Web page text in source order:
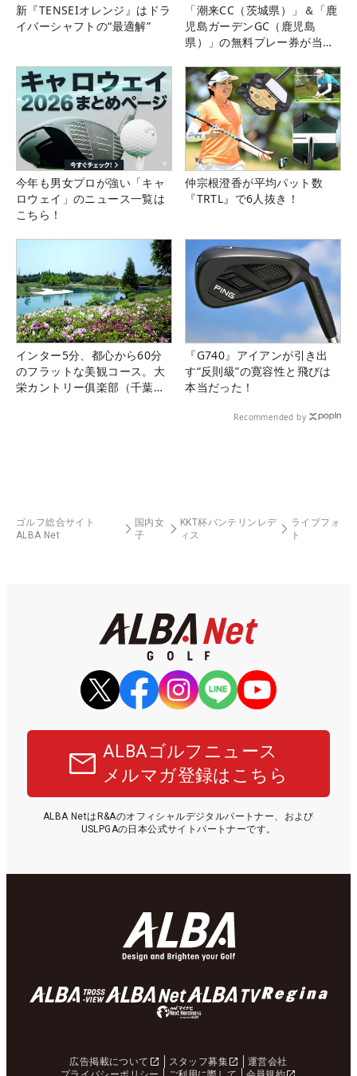
新『TENSEIオレンジ』はドラ
イバーシャフトの“最適解”
「潮来CC（茨城県）」＆「鹿
児島ガーデンGC（鹿児島
県）」の無料プレー券が当た
今年も男女プロが強い「キャ
ロウェイ」のニュース一覧は
こちら！
仲宗根澄香が平均パット数
『TRTL』で6人抜き！
インター5分、都心から60分
のフラットな美観コース。大
栄カントリー俱楽部（千葉
『G740』アイアンが引き出
す“反則級”の寛容性と飛びは
本当だった！
Recommended by
ゴルフ総合サイト
ALBA Net
国内女
子
KKT杯バンテリンレデ
ィス
ライブフォ
ト
ALBAゴルフニュース
メルマガ登録はこちら
ALBA NetはR&Aのオフィシャルデジタルパートナー、および
USLPGAの日本公式サイトパートナーです。
広告掲載について スタッフ募集
運営会社